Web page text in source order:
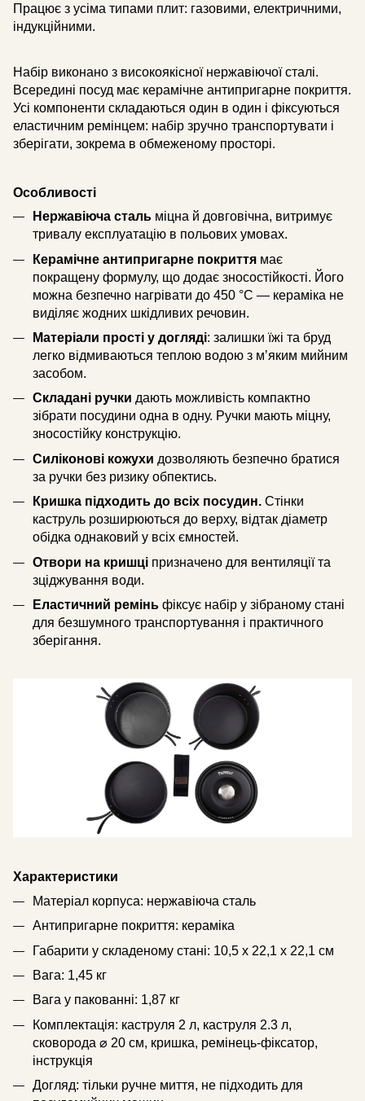
Працює з усіма типами плит: газовими, електричними,
індукційними.
Набір виконано з високоякісної нержавіючої сталі.
Всередині посуд має керамічне антипригарне покриття.
Усі компоненти складаються один в один і фіксуються
еластичним ремінцем: набір зручно транспортувати і
зберігати, зокрема в обмеженому просторі.
Особливості
Нержавіюча сталь міцна й довговічна, витримує
тривалу експлуатацію в польових умовах.
Керамічне антипригарне покриття має
покращену формулу, що додає зносостійкості. Його
можна безпечно нагрівати до 450 °C — кераміка не
виділяє жодних шкідливих речовин.
Матеріали прості у догляді: залишки їжі та бруд
легко відмиваються теплою водою з мʼяким мийним
засобом.
Складані ручки дають можливість компактно
зібрати посудини одна в одну. Ручки мають міцну,
зносостійку конструкцію.
Силіконові кожухи дозволяють безпечно братися
за ручки без ризику обпектись.
Кришка підходить до всіх посудин. Стінки
каструль розширюються до верху, відтак діаметр
обідка однаковий у всіх ємностей.
Отвори на кришці призначено для вентиляції та
зціджування води.
Еластичний ремінь фіксує набір у зібраному стані
для безшумного транспортування і практичного
зберігання.
Характеристики
Матеріал корпуса: нержавіюча сталь
Антипригарне покриття: кераміка
Габарити у складеному стані: 10,5 х 22,1 х 22,1 см
Вага: 1,45 кг
Вага у пакованні: 1,87 кг
Комплектація: каструля 2 л, каструля 2.3 л,
сковорода ⌀ 20 см, кришка, ремінець-фіксатор,
інструкція
Догляд: тільки ручне миття, не підходить для